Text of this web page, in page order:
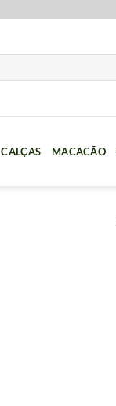
CALÇAS MACACÃO